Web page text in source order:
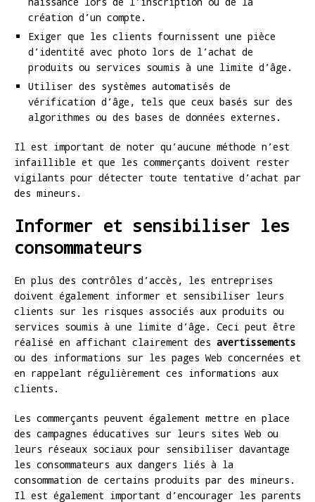
création d’un compte.
Exiger que les clients fournissent une pièce
d’identité avec photo lors de l’achat de
produits ou services soumis à une limite d’âge.
Utiliser des systèmes automatisés de
vérification d’âge, tels que ceux basés sur des
algorithmes ou des bases de données externes.
Il est important de noter qu’aucune méthode n’est
infaillible et que les commerçants doivent rester
vigilants pour détecter toute tentative d’achat par
des mineurs.
Informer et sensibiliser les
consommateurs
En plus des contrôles d’accès, les entreprises
doivent également informer et sensibiliser leurs
clients sur les risques associés aux produits ou
services soumis à une limite d’âge. Ceci peut être
réalisé en affichant clairement des avertissements
ou des informations sur les pages Web concernées et
en rappelant régulièrement ces informations aux
clients.
Les commerçants peuvent également mettre en place
des campagnes éducatives sur leurs sites Web ou
leurs réseaux sociaux pour sensibiliser davantage
les consommateurs aux dangers liés à la
consommation de certains produits par des mineurs.
Il est également important d’encourager les parents